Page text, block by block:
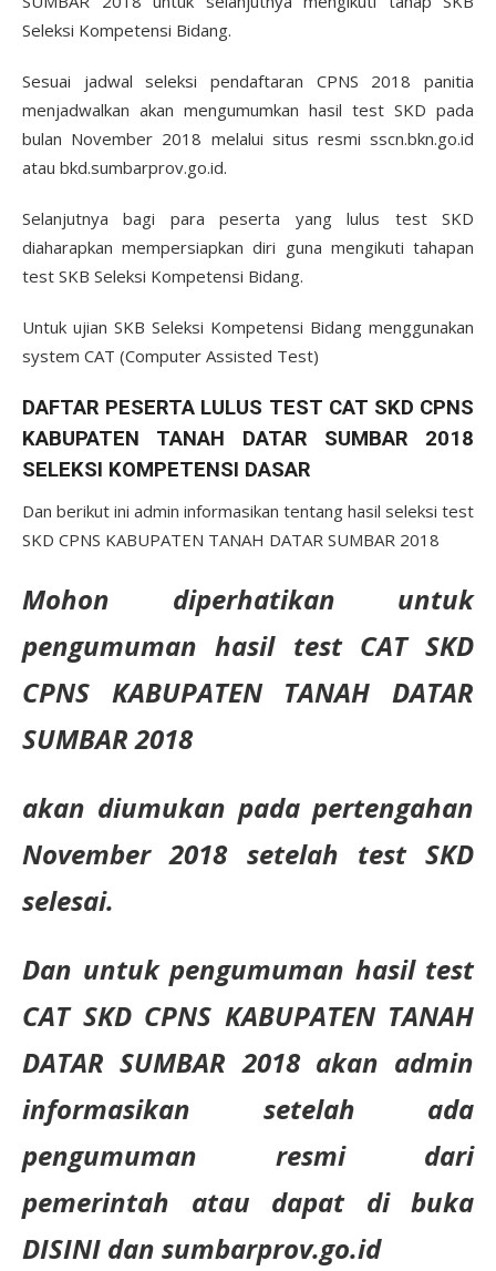
Seleksi Kompetensi Bidang.
Sesuai jadwal seleksi pendaftaran CPNS 2018 panitia
menjadwalkan akan mengumumkan hasil test SKD pada
bulan November 2018 melalui situs resmi sscn.bkn.go.id
atau bkd.sumbarprov.go.id.
Selanjutnya bagi para peserta yang lulus test SKD
diaharapkan mempersiapkan diri guna mengikuti tahapan
test SKB Seleksi Kompetensi Bidang.
Untuk ujian SKB Seleksi Kompetensi Bidang menggunakan
system CAT (Computer Assisted Test)
DAFTAR PESERTA LULUS TEST CAT SKD CPNS
KABUPATEN TANAH DATAR SUMBAR 2018
SELEKSI KOMPETENSI DASAR
Dan berikut ini admin informasikan tentang hasil seleksi test
SKD CPNS KABUPATEN TANAH DATAR SUMBAR 2018
Mohon diperhatikan untuk
pengumuman hasil test CAT SKD
CPNS KABUPATEN TANAH DATAR
SUMBAR 2018
akan diumukan pada pertengahan
November 2018 setelah test SKD
selesai.
Dan untuk pengumuman hasil test
CAT SKD CPNS KABUPATEN TANAH
DATAR SUMBAR 2018 akan admin
informasikan setelah ada
pengumuman resmi dari
pemerintah atau dapat di buka
DISINI dan sumbarprov.go.id